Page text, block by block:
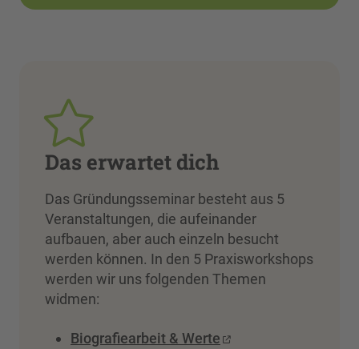
Das erwartet dich
Das Gründungsseminar besteht aus 5
Veranstaltungen, die aufeinander
aufbauen, aber auch einzeln besucht
werden können. In den 5 Praxisworkshops
werden wir uns folgenden Themen
widmen:
Biografiearbeit & Werte